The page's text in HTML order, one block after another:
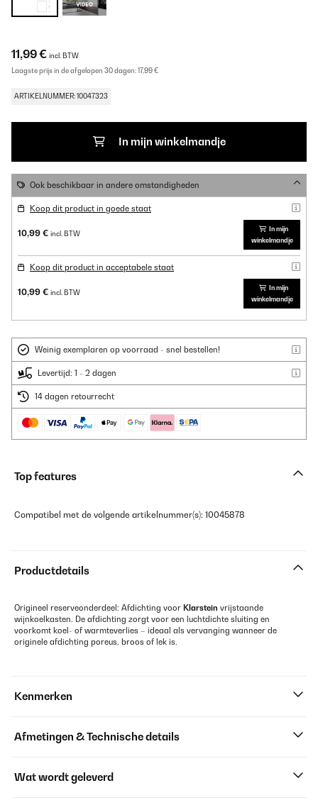
11,99 € incl. BTW
Laagste prijs in de afgelopen 30 dagen:17,99 €
ARTIKELNUMMER: 10047323
In mijn winkelmandje
Ook beschikbaar in andere omstandigheden
Koop dit product in goede staat
10,99 € incl. BTW
In mijn
winkelmandje
Koop dit product in acceptabele staat
10,99 € incl. BTW
In mijn
winkelmandje
Weinig exemplaren op voorraad - snel bestellen!
Levertijd: 1 - 2 dagen
14 dagen retourrecht
Top features
Compatibel met de volgende artikelnummer(s): 10045878
Productdetails
Origineel reserveonderdeel: Afdichting voor Klarstein vrijstaande
wijnkoelkasten. De afdichting zorgt voor een luchtdichte sluiting en
voorkomt koel- of warmteverlies – ideaal als vervanging wanneer de
originele afdichting poreus, broos of lek is.
Kenmerken
Afmetingen & Technische details
Wat wordt geleverd